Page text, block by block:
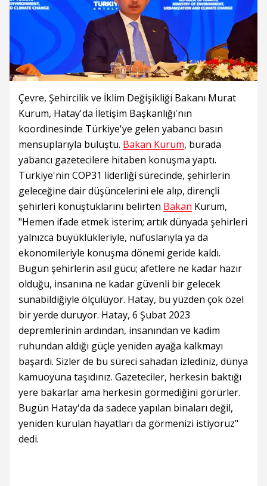
Çevre, Şehircilik ve İklim Değişikliği Bakanı Murat
Kurum, Hatay'da İletişim Başkanlığı'nın
koordinesinde Türkiye'ye gelen yabancı basın
mensuplarıyla buluştu. Bakan Kurum, burada
yabancı gazetecilere hitaben konuşma yaptı.
Türkiye'nin COP31 liderliği sürecinde, şehirlerin
geleceğine dair düşüncelerini ele alıp, dirençli
şehirleri konuştuklarını belirten Bakan Kurum,
"Hemen ifade etmek isterim; artık dünyada şehirleri
yalnızca büyüklükleriyle, nüfuslarıyla ya da
ekonomileriyle konuşma dönemi geride kaldı.
Bugün şehirlerin asıl gücü; afetlere ne kadar hazır
olduğu, insanına ne kadar güvenli bir gelecek
sunabildiğiyle ölçülüyor. Hatay, bu yüzden çok özel
bir yerde duruyor. Hatay, 6 Şubat 2023
depremlerinin ardından, insanından ve kadim
ruhundan aldığı güçle yeniden ayağa kalkmayı
başardı. Sizler de bu süreci sahadan izlediniz, dünya
kamuoyuna taşıdınız. Gazeteciler, herkesin baktığı
yere bakarlar ama herkesin görmediğini görürler.
Bugün Hatay'da da sadece yapılan binaları değil,
yeniden kurulan hayatları da görmenizi istiyoruz"
dedi.